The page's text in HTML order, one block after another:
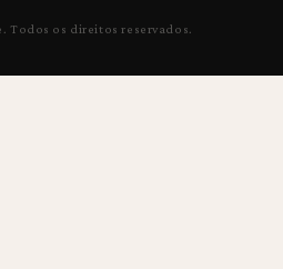
Todos os direitos reservados.